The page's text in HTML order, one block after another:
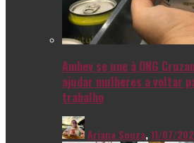
Ambev se une à ONG
ajudar mulheres a voltar
trabalho
Ariana Souza,11/07/